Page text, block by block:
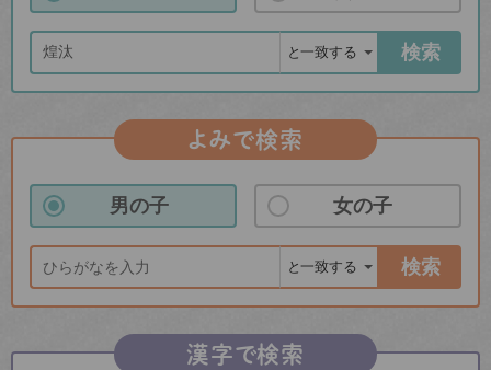
検索
よみで検索
男の子 女の子
検索
漢字で検索